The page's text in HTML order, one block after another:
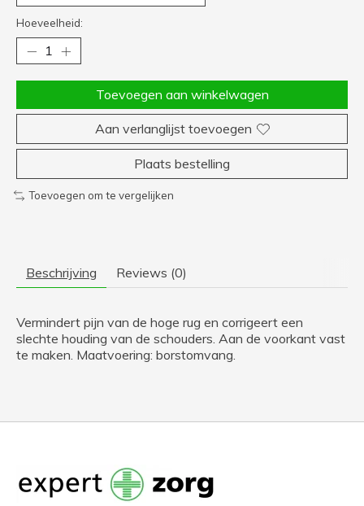
Hoeveelheid:
Toevoegen aan winkelwagen
Aan verlanglijst toevoegen
Plaats bestelling
Toevoegen om te vergelijken
Beschrijving Reviews (0)
Vermindert pijn van de hoge rug en corrigeert een
slechte houding van de schouders. Aan de voorkant vast
te maken. Maatvoering: borstomvang.